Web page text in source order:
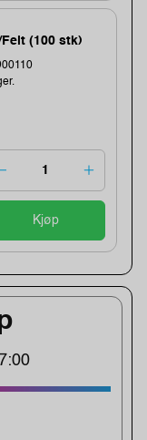
(100 stk)
Kjøp